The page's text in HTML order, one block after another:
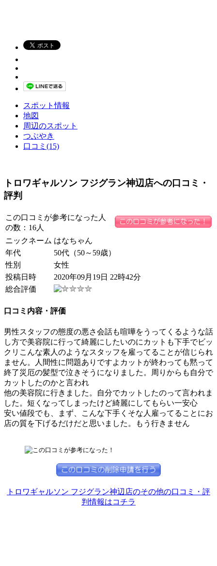
スポット情報
地図
周辺のスポット
つぶやき
口コミ(15)
トロワギャルソン フジグラン神辺店への口コミ・
評判
この口コミが参考になった人
の数：16人
ニックネーム はなちゃん
年代
50代（50～59歳）
性別
女性
投稿日時
2020年09月19日 22時42分
総合評価
口コミ内容・評価
男性スタッフの態度の悪さ会話も喧嘩をうってくるような話
し方で美容院に行って綺麗にしたいのにカットも下手でビッ
クリこんな素人のようなスタッフを雇ってることが信じられ
ません。人間性に問題ありですよカットが終わっても黙って
終了災厄の髪型で泣きそうになりました。周りからも自分で
カットしたのかと言われ
他の美容院に行きました。自分でカットしたのって言われま
した。短くなってしまったけど綺麗にしてもらい一安心
安い値段でも、まず、こんな下手くそな人雇ってることにお
店の質を下げるだけだと思いました。もう行きません
トロワギャルソン フジグラン神辺店のその他の口コミ・評
判情報はコチラ